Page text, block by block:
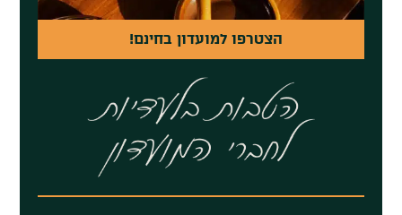
הצטרפו למועדון בחינם!